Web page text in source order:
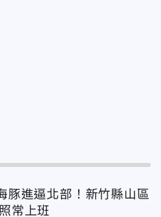
豚進逼北部！新竹縣山區
常上班